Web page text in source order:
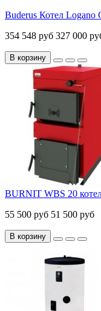
Buderus Котел Logano
354 548 руб 327 000
В корзину
BURNIT WBS 20
55 500 руб 51 500 руб
В корзину